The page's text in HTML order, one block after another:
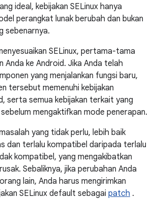
ideal, kebijakan SELinux hanya
perangkat lunak berubah dan bukan
sebenarnya.
SELinux, pertama-tama
Anda ke Android. Jika Anda telah
yang menjalankan fungsi baru,
tersebut memenuhi kebijakan
serta semua kebijakan terkait yang
mengaktifkan mode penerapan.
yang tidak perlu, lebih baik
dan terlalu kompatibel daripada terlalu
kompatibel, yang mengakibatkan
Sebaliknya, jika perubahan Anda
lain, Anda harus mengirimkan
SELinux default sebagai patch .